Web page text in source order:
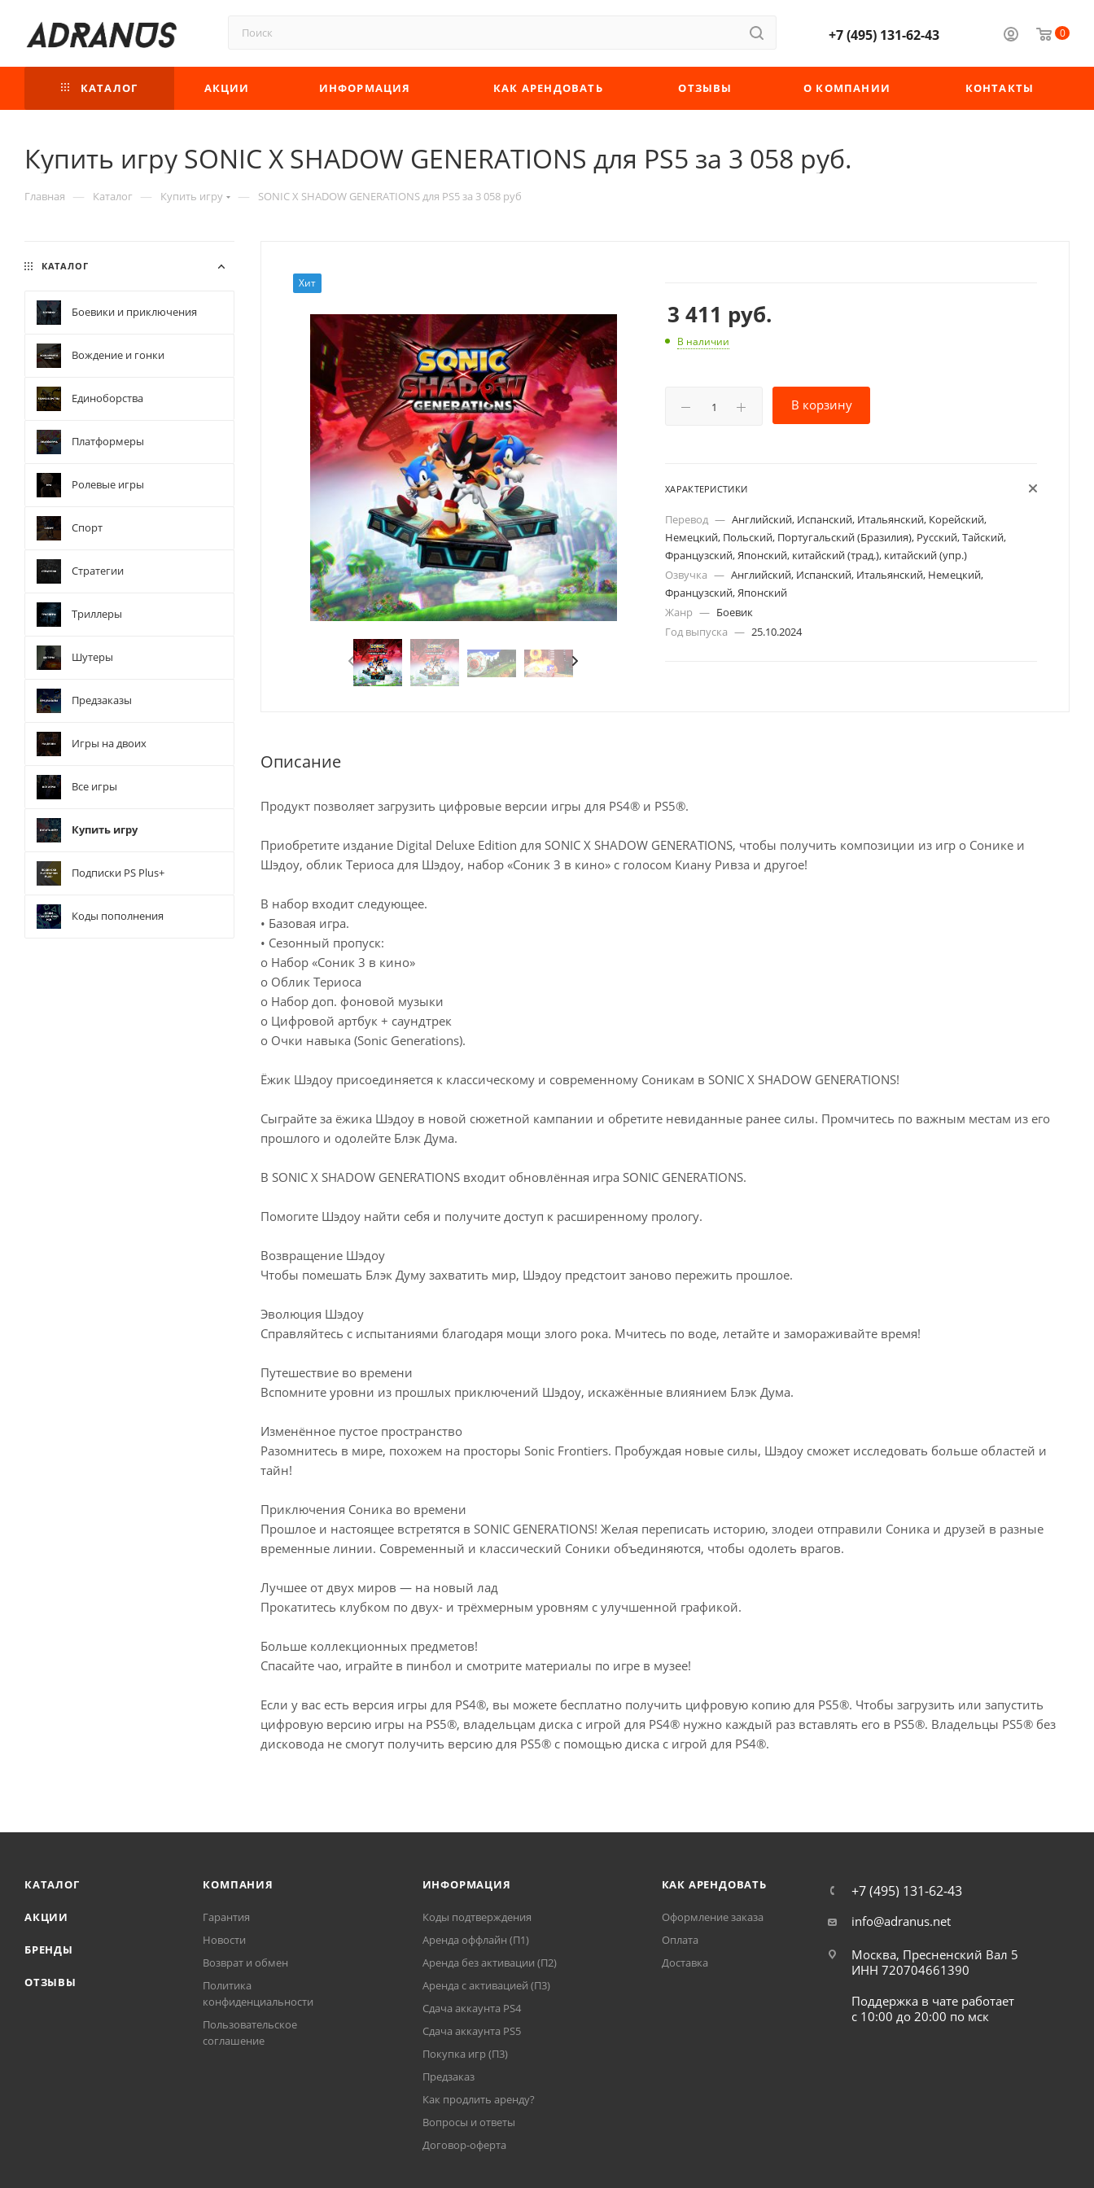
0
+7 (495) 131-62-43
КАТАЛОГ АКЦИИ ИНФОРМАЦИЯ КАК АРЕНДОВАТЬ ОТЗЫВЫ О КОМПАНИИ КОНТАКТЫ
Купить игру SONIC X SHADOW GENERATIONS для PS5 за 3 058 руб.
Главная — Каталог — Купить игру — SONIC X SHADOW GENERATIONS для PS5 за 3 058 руб
Хит
3 411 руб.
В наличии
В корзину
ХАРАКТЕРИСТИКИ
Перевод — Английский, Испанский, Итальянский, Корейский,
Немецкий, Польский, Португальский (Бразилия), Русский, Тайский,
Французский, Японский, китайский (трад.), китайский (упр.)
Озвучка — Английский, Испанский, Итальянский, Немецкий,
Французский, Японский
Жанр — Боевик
Год выпуска — 25.10.2024
Описание
Продукт позволяет загрузить цифровые версии игры для PS4® и PS5®.
Приобретите издание Digital Deluxe Edition для SONIC X SHADOW GENERATIONS, чтобы получить композиции из игр о Сонике и
Шэдоу, облик Териоса для Шэдоу, набор «Соник 3 в кино» с голосом Киану Ривза и другое!
В набор входит следующее.
• Базовая игра.
• Сезонный пропуск:
o Набор «Соник 3 в кино»
o Облик Териоса
o Набор доп. фоновой музыки
o Цифровой артбук + саундтрек
o Очки навыка (Sonic Generations).
Ёжик Шэдоу присоединяется к классическому и современному Соникам в SONIC X SHADOW GENERATIONS!
Сыграйте за ёжика Шэдоу в новой сюжетной кампании и обретите невиданные ранее силы. Промчитесь по важным местам из его
прошлого и одолейте Блэк Дума.
В SONIC X SHADOW GENERATIONS входит обновлённая игра SONIC GENERATIONS.
Помогите Шэдоу найти себя и получите доступ к расширенному прологу.
Возвращение Шэдоу
Чтобы помешать Блэк Думу захватить мир, Шэдоу предстоит заново пережить прошлое.
Эволюция Шэдоу
Справляйтесь с испытаниями благодаря мощи злого рока. Мчитесь по воде, летайте и замораживайте время!
Путешествие во времени
Вспомните уровни из прошлых приключений Шэдоу, искажённые влиянием Блэк Дума.
Изменённое пустое пространство
Разомнитесь в мире, похожем на просторы Sonic Frontiers. Пробуждая новые силы, Шэдоу сможет исследовать больше областей и
тайн!
Приключения Соника во времени
Прошлое и настоящее встретятся в SONIC GENERATIONS! Желая переписать историю, злодеи отправили Соника и друзей в разные
временные линии. Современный и классический Соники объединяются, чтобы одолеть врагов.
Лучшее от двух миров — на новый лад
Прокатитесь клубком по двух- и трёхмерным уровням с улучшенной графикой.
Больше коллекционных предметов!
Спасайте чао, играйте в пинбол и смотрите материалы по игре в музее!
Если у вас есть версия игры для PS4®, вы можете бесплатно получить цифровую копию для PS5®. Чтобы загрузить или запустить
цифровую версию игры на PS5®, владельцам диска с игрой для PS4® нужно каждый раз вставлять его в PS5®. Владельцы PS5® без
дисковода не смогут получить версию для PS5® с помощью диска с игрой для PS4®.
КАТАЛОГ
Боевики и приключения
Вождение и гонки
Единоборства
Платформеры
Ролевые игры
Спорт
Стратегии
Триллеры
Шутеры
Предзаказы
Игры на двоих
Все игры
Купить игру
Подписки PS Plus+
Коды пополнения
КАТАЛОГ
АКЦИИ
БРЕНДЫ
ОТЗЫВЫ
КОМПАНИЯ
Гарантия
Новости
Возврат и обмен
Политика
конфиденциальности
Пользовательское
соглашение
ИНФОРМАЦИЯ
Коды подтверждения
Аренда оффлайн (П1)
Аренда без активации (П2)
Аренда с активацией (П3)
Сдача аккаунта PS4
Cдача аккаунта PS5
Покупка игр (П3)
Предзаказ
Как продлить аренду?
Вопросы и ответы
Договор-оферта
КАК АРЕНДОВАТЬ
Оформление заказа
Оплата
Доставка
+7 (495) 131-62-43
info@adranus.net
Москва, Пресненский Вал 5
ИНН 720704661390
Поддержка в чате работает
с 10:00 до 20:00 по мск